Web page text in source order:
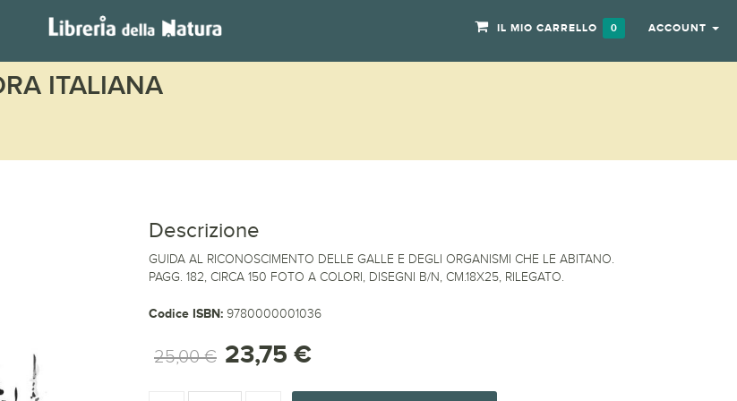
IL MIO CARRELLO 0 ACCOUNT
ITALIANA
Descrizione
GUIDA AL RICONOSCIMENTO DELLE GALLE E DEGLI ORGANISMI CHE LE ABITANO.
PAGG. 182, CIRCA 150 FOTO A COLORI, DISEGNI B/N, CM.18X25, RILEGATO.
Codice ISBN: 9780000001036
25,00 € 23,75 €